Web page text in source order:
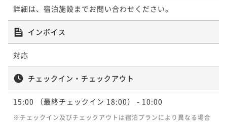
詳細は、宿泊施設までお問い合わせください。
インボイス
対応
チェックイン・チェックアウト
15:00 （最終チェックイン 18:00） - 10:00
※チェックイン及びチェックアウトは宿泊プランにより異なる場合